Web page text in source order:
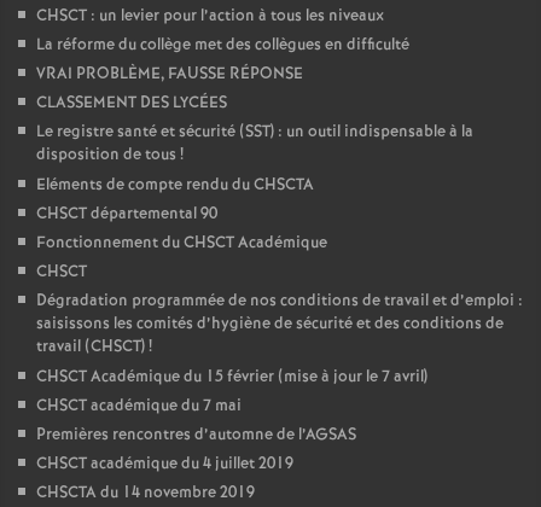
CHSCT : un levier pour l’action à tous les niveaux
La réforme du collège met des collègues en difficulté
VRAI PROBLÈME, FAUSSE RÉPONSE
CLASSEMENT DES LYCÉES
Le registre santé et sécurité (SST) : un outil indispensable à la
disposition de tous !
Eléments de compte rendu du CHSCTA
CHSCT départemental 90
Fonctionnement du CHSCT Académique
CHSCT
Dégradation programmée de nos conditions de travail et d’emploi :
saisissons les comités d’hygiène de sécurité et des conditions de
travail (CHSCT)!
CHSCT Académique du 15 février (mise à jour le 7 avril)
CHSCT académique du 7 mai
Premières rencontres d’automne de l’AGSAS
CHSCT académique du 4 juillet 2019
CHSCTA du 14 novembre 2019